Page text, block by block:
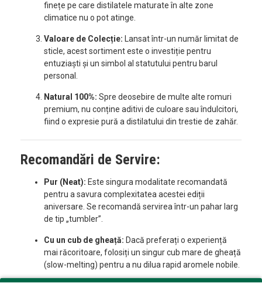
finețe pe care distilatele maturate în alte zone
climatice nu o pot atinge.
Valoare de Colecție: Lansat într-un număr limitat de
sticle, acest sortiment este o investiție pentru
entuziaști și un simbol al statutului pentru barul
personal.
Natural 100%: Spre deosebire de multe alte romuri
premium, nu conține aditivi de culoare sau îndulcitori,
fiind o expresie pură a distilatului din trestie de zahăr.
Recomandări de Servire:
Pur (Neat): Este singura modalitate recomandată
pentru a savura complexitatea acestei ediții
aniversare. Se recomandă servirea într-un pahar larg
de tip „tumbler”.
Cu un cub de gheață: Dacă preferați o experiență
mai răcoritoare, folosiți un singur cub mare de gheață
(slow-melting) pentru a nu dilua rapid aromele nobile.
Paharul:Un pahar de cristal va pune în valoare